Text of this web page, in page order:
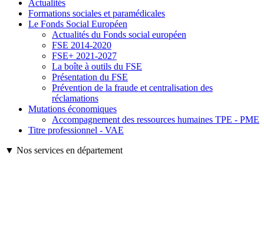
Actualités
Formations sociales et paramédicales
Le Fonds Social Européen
Actualités du Fonds social européen
FSE 2014-2020
FSE+ 2021-2027
La boîte à outils du FSE
Présentation du FSE
Prévention de la fraude et centralisation des
réclamations
Mutations économiques
Accompagnement des ressources humaines TPE - PME
Titre professionnel - VAE
▼ Nos services en département